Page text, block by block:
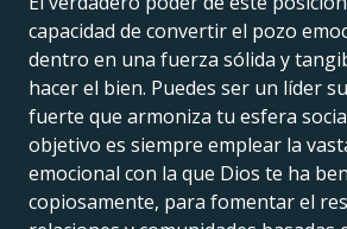
capacidad de convertir el pozo
dentro en una fuerza sólida y
hacer el bien. Puedes ser un líder
fuerte que armoniza tu esfera social
objetivo es siempre emplear la
emocional con la que Dios te ha
copiosamente, para fomentar el